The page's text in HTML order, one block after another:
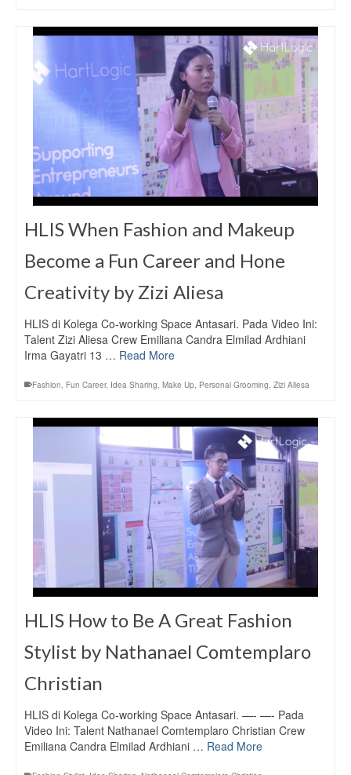
HLIS When Fashion and Makeup
Become a Fun Career and Hone
Creativity by Zizi Aliesa
HLIS di Kolega Co-working Space Antasari. Pada Video Ini:
Talent Zizi Aliesa Crew Emiliana Candra Elmilad Ardhiani
Irma Gayatri 13 … Read More
Fashion Fun Career, Idea Sharing Make Up Personal Grooming Zizi Aliesa
HLIS How to Be A Great Fashion
Stylist by Nathanael Comtemplaro
Christian
HLIS di Kolega Co-working Space Antasari. —- —- Pada
Video Ini: Talent Nathanael Comtemplaro Christian Crew
Emiliana Candra Elmilad Ardhiani … Read More